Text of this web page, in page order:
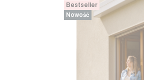
Bestseller
Nowość